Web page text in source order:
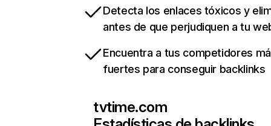
Detecta los enlaces tóxicos y
antes de que perjudiquen a tu
Encuentra a tus competidores
fuertes para conseguir backlinks
tvtime.com